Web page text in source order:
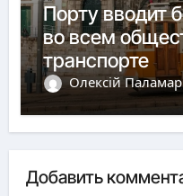
Порту вводит
во всем
транспорте
Олексій
Добавить